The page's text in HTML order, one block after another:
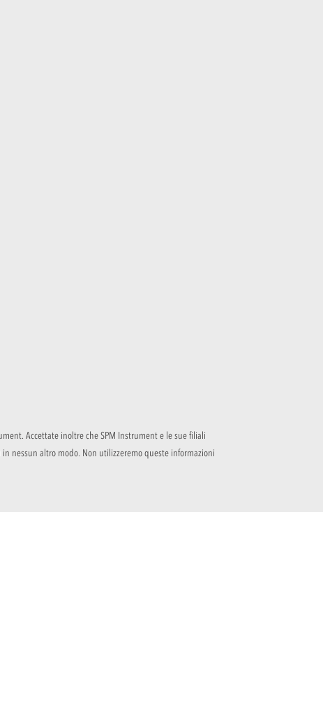
Accettate inoltre che SPM Instrument e le sue filiali
nessun altro modo. Non utilizzeremo queste informazioni